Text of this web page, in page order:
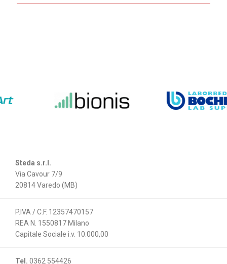
Steda s.r.l.
Via Cavour 7/9
20814 Varedo (MB)
P.IVA / C.F. 12357470157
REA N. 1550817 Milano
Capitale Sociale i.v. 10.000,00
Tel. 0362 554426